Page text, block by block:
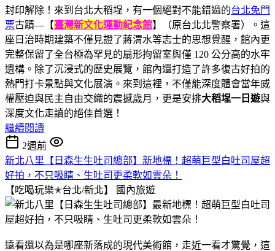
封印解除！來到台北大稻埕，有一個絕對不能錯過的台北免門
票古蹟—【臺灣新文化運動紀念館】（原台北北警察署）。這
座日治時期建築不僅見證了蔣渭水等志士的思想覺醒，館內更
完整保留了全台極為罕見的扇形拘留室與僅 120 公分高的水牢
遺構。除了沉浸式的歷史展覽，館內還打造了許多復古好拍的
熱門打卡景點與文化展演。來到這裡，不僅能深度體會當年威
權壓迫與民主自由交織的震撼歲月，更是安排大稻埕一日遊與
深度文化走讀的絕佳首選！
繼續閱讀
2週前
新北八里【日森生生吐司總部】新地標！超萌巨型白吐司屋超
好拍，不只吸睛、生吐司更柔軟如雲朵！
【吃喝玩樂✭台北/新北】
國內旅遊
遠看還以為是哪座新落成的現代美術館，走近一看才驚覺，這